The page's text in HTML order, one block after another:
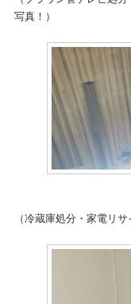
写真！）
（冷蔵庫処分・家電リ